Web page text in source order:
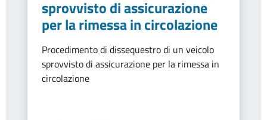
sprovvisto di assicurazione
per la rimessa in circolazione
Procedimento di dissequestro di un veicolo
sprovvisto di assicurazione per la rimessa in
circolazione